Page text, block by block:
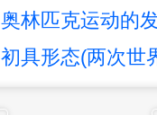
奥林匹克运动的
初具形态(两次世